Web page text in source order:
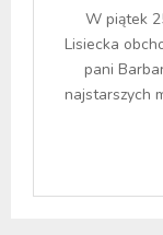
W piątek
Lisiecka
pani
najstarszych